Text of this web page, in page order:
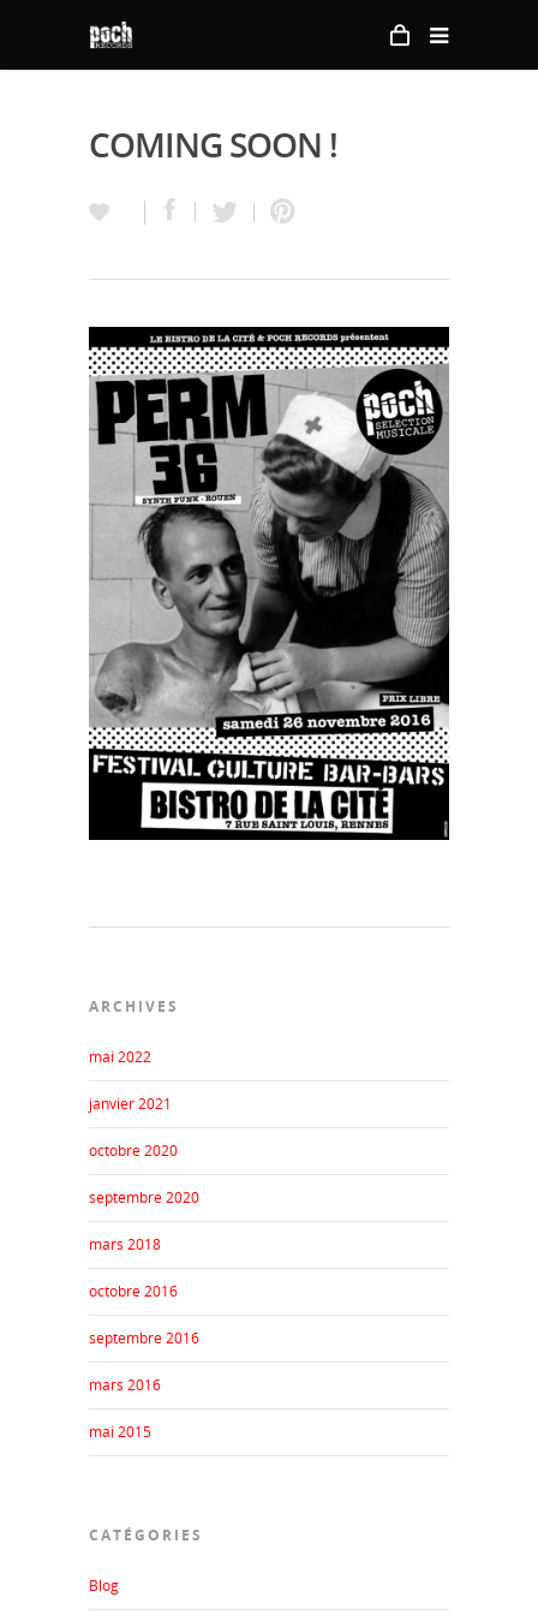
COMING SOON !
ARCHIVES
mai 2022
janvier 2021
octobre 2020
septembre 2020
mars 2018
octobre 2016
septembre 2016
mars 2016
mai 2015
CATÉGORIES
Blog